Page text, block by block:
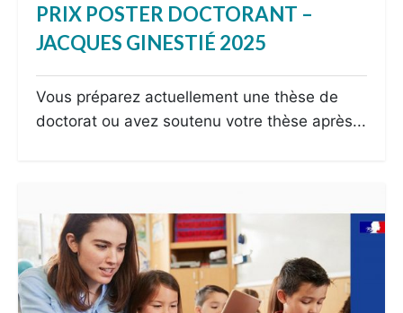
PRIX POSTER DOCTORANT –
JACQUES GINESTIÉ 2025
Vous préparez actuellement une thèse de
doctorat ou avez soutenu votre thèse après...